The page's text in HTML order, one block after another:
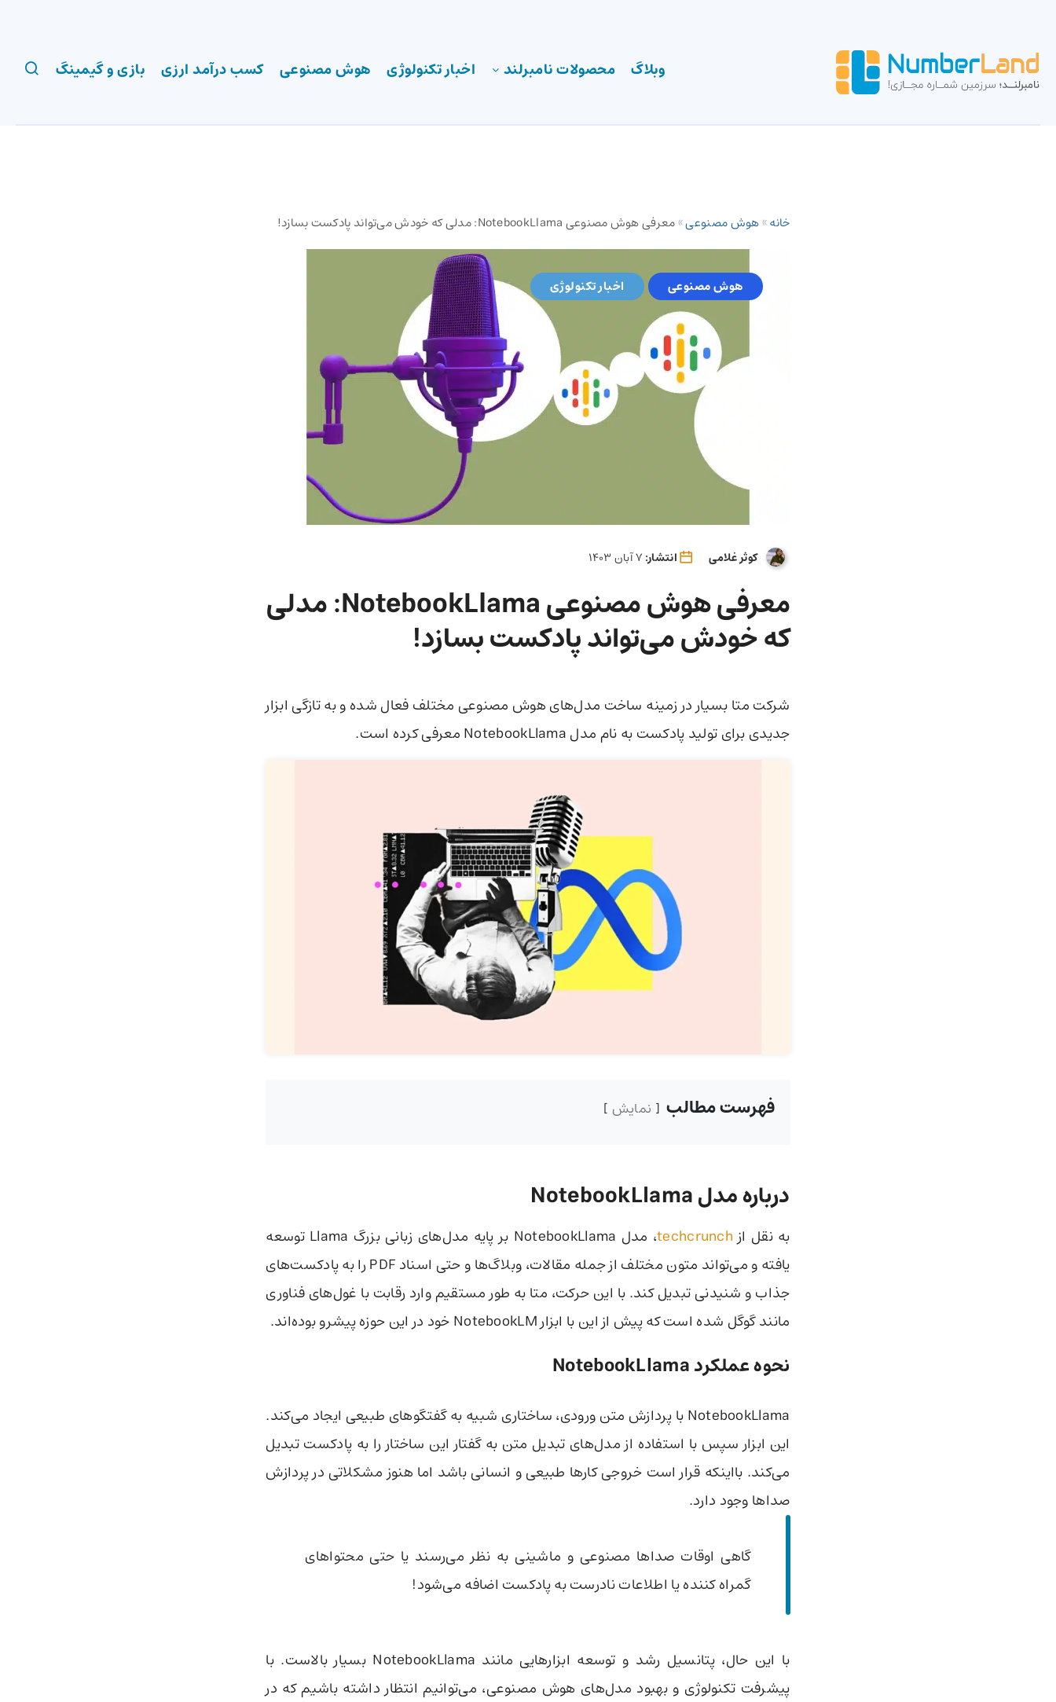
وبلاگ محصولات نامبرلند اخبار تکنولوژی هوش مصنوعی کسب درآمد ارزی بازی و گیمینگ
خانه»هوش مصنوعی»معرفی هوش مصنوعی NotebookLlama:‌ مدلی که خودش می‌تواند پادکست بسازد!
هوش مصنوعی اخبار تکنولوژی
کوثر غلامی انتشار:
معرفی هوش مصنوعی NotebookLlama:‌ مدلی
که خودش می‌تواند پادکست بسازد!
شرکت متا بسیار در زمینه ساخت مدل‌های هوش مصنوعی مختلف فعال شده و به تازگی ابزار
جدیدی برای تولید پادکست‌ به نام مدل NotebookLlama معرفی کرده است.
فهرست مطالب نمایش
درباره مدلNotebookLlama
به نقل ازtechcrunch
، مدل NotebookLlama بر پایه مدل‌های زبانی بزرگ Llama توسعه
یافته و می‌تواند متون مختلف از جمله مقالات، وبلاگ‌ها و حتی اسناد PDF را به پادکست‌های
جذاب و شنیدنی تبدیل کند. با این حرکت، متا به طور مستقیم وارد رقابت با غول‌های فناوری
مانند گوگل شده است که پیش از این با ابزار NotebookLM خود در این حوزه پیشرو بوده‌اند.
نحوه عملکرد NotebookLlama
NotebookLlama با پردازش متن ورودی، ساختاری شبیه به گفتگوهای طبیعی ایجاد می‌کند.
این ابزار سپس با استفاده از مدل‌های تبدیل متن به گفتار این ساختار را به پادکست تبدیل
می‌کند. بااینکه قرار است خروجی کارها طبیعی و انسانی باشد اما هنوز مشکلاتی در پردازش
صداها وجود دارد.
گاهی اوقات صداها مصنوعی و ماشینی به نظر می‌رسند یا حتی محتواهای
گمراه کننده یا اطلاعات نادرست به پادکست اضافه می‌شود!
با این حال، پتانسیل رشد و توسعه ابزارهایی مانند NotebookLlama بسیار بالاست. با
پیشرفت تکنولوژی و بهبود مدل‌های هوش مصنوعی، می‌توانیم انتظار داشته باشیم که در